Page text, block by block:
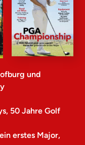
und
50 Jahre Golf
erstes Major,